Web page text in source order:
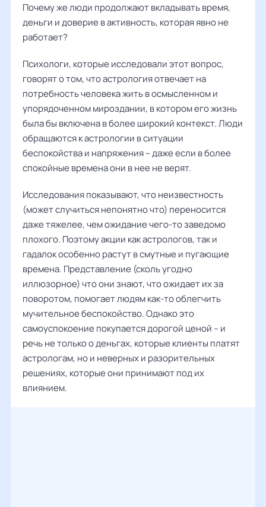
Почему же люди продолжают вкладывать время,
деньги и доверие в активность, которая явно не
работает?
Психологи, которые исследовали этот вопрос,
говорят о том, что астрология отвечает на
потребность человека жить в осмысленном и
упорядоченном мироздании, в котором его жизнь
была бы включена в более широкий контекст. Люди
обращаются к астрологии в ситуации
беспокойства и напряжения – даже если в более
спокойные времена они в нее не верят.
Исследования показывают, что неизвестность
(может случиться непонятно что) переносится
даже тяжелее, чем ожидание чего-то заведомо
плохого. Поэтому акции как астрологов, так и
гадалок особенно растут в смутные и пугающие
времена. Представление (сколь угодно
иллюзорное) что они знают, что ожидает их за
поворотом, помогает людям как-то облегчить
мучительное беспокойство. Однако это
самоуспокоение покупается дорогой ценой – и
речь не только о деньгах, которые клиенты платят
астрологам, но и неверных и разорительных
решениях, которые они принимают под их
влиянием.